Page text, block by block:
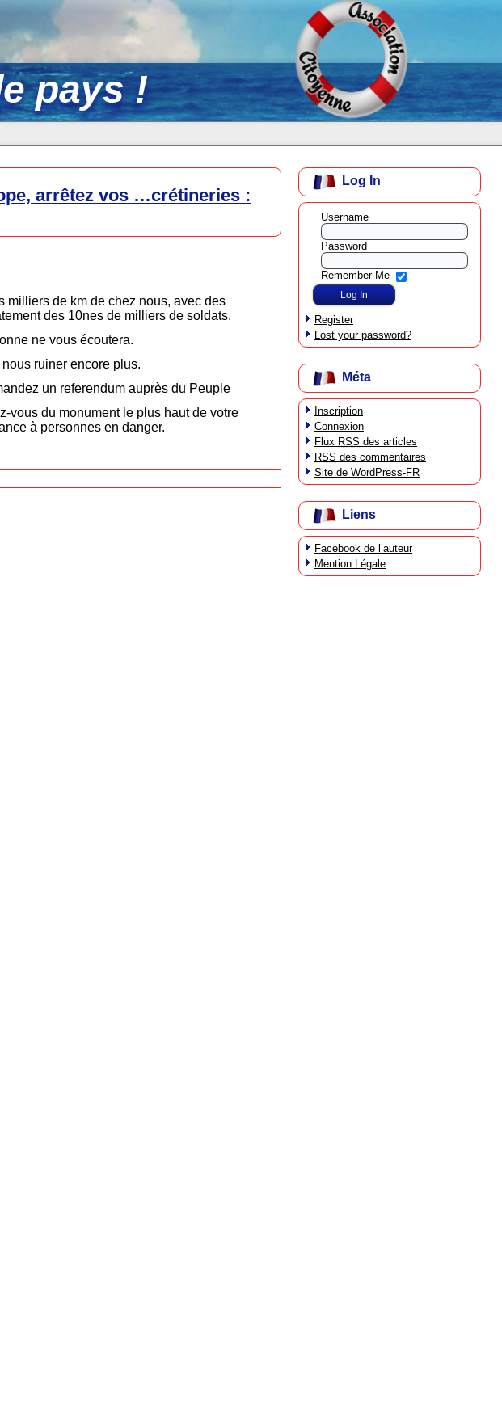
pays !
arrêtez vos …crétineries :
milliers de km de chez nous, avec des
des 10nes de milliers de soldats.
ne vous écoutera.
ruiner encore plus.
un referendum auprès du Peuple
vous du monument le plus haut de votre
à personnes en danger.
Log In
Username
Password
Remember Me
Register
Lost your password?
Méta
Inscription
Connexion
Flux RSS des articles
RSS des commentaires
Site de WordPress-FR
Liens
Facebook de l’auteur
Mention Légale